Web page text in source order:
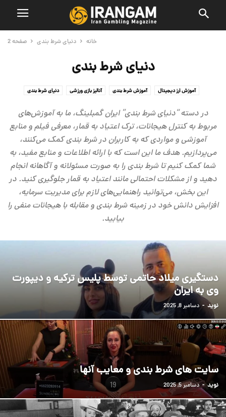
خانه دنیای شرط بندی صفحه 2
دنیای شرط بندی
آموزش ارز دیجیتال آموزش شرط بندی آنالیز بازی ورزشی
دنیای شرط بندی
در دسته “دنیای شرط بندی” ایران گمبلینگ، ما به آموزش‌های
مربوط به کنترل هیجانات، ترک اعتیاد به قمار، معرفی فیلم و منابع
آموزشی و مواردی که به کاربران در شرط بندی کمک می‌کنند،
می‌پردازیم. هدف ما این است که با ارائه اطلاعات و منابع مفید، به
شما کمک کنیم تا شرط بندی را به صورت مسئولانه و آگاهانه انجام
دهید و از مشکلات احتمالی مانند اعتیاد به قمار جلوگیری کنید. در
این بخش، می‌توانید راهنمایی‌های لازم برای مدیریت سرمایه،
افزایش دانش خود در زمینه شرط بندی و مقابله با هیجانات منفی را
بیابید.
دستگیری میلاد حاتمی توسط پلیس ترکیه و دیپورت
وی به ایران
نوید - دسامبر 8, 2025
سایت های شرط بندی و معایب آنها
نوید - دسامبر 5, 2025